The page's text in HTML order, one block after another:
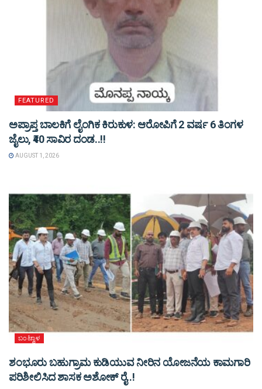
FEATURED
ಅಪ್ರಾಪ್ತ ಬಾಲಕಿಗೆ ಲೈಂಗಿಕ ಕಿರುಕುಳ: ಆರೋಪಿಗೆ 2 ವರ್ಷ 6 ತಿಂಗಳ
ಜೈಲು, ₹40 ಸಾವಿರ ದಂಡ..!!
AUGUST 1, 2026
ಬಂಟ್ವಾಳ
ಶಂಭೂರು ಬಹುಗ್ರಾಮ ಕುಡಿಯುವ ನೀರಿನ ಯೋಜನೆಯ ಕಾಮಗಾರಿ
ಪರಿಶೀಲಿಸಿದ ಶಾಸಕ ಅಶೋಕ್ ರೈ..!